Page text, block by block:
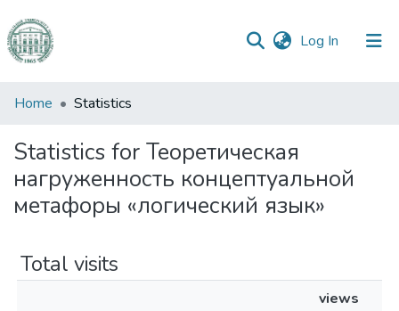
Log In (current)
Communities
Collections
All of DSpace
Home Statistics
Statistics for Теоретическая
нагруженность концептуальной
метафоры «логический язык»
Total visits
views